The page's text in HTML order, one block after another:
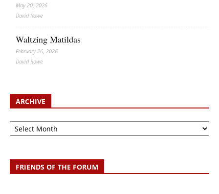
May 20, 2026
David Rowe
Waltzing Matildas
February 26, 2026
David Rowe
ARCHIVE
Archive
FRIENDS OF THE FORUM